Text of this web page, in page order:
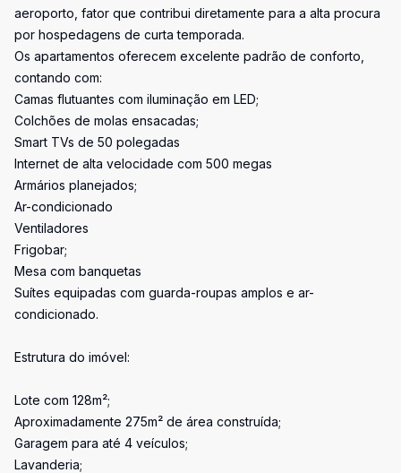
aeroporto, fator que contribui diretamente para a alta procura
por hospedagens de curta temporada.
Os apartamentos oferecem excelente padrão de conforto,
contando com:
Camas flutuantes com iluminação em LED;
Colchões de molas ensacadas;
Smart TVs de 50 polegadas
Internet de alta velocidade com 500 megas
Armários planejados;
Ar-condicionado
Ventiladores
Frigobar;
Mesa com banquetas
Suítes equipadas com guarda-roupas amplos e ar-
condicionado.
Estrutura do imóvel:
Lote com 128m²;
Aproximadamente 275m² de área construída;
Garagem para até 4 veículos;
Lavanderia;